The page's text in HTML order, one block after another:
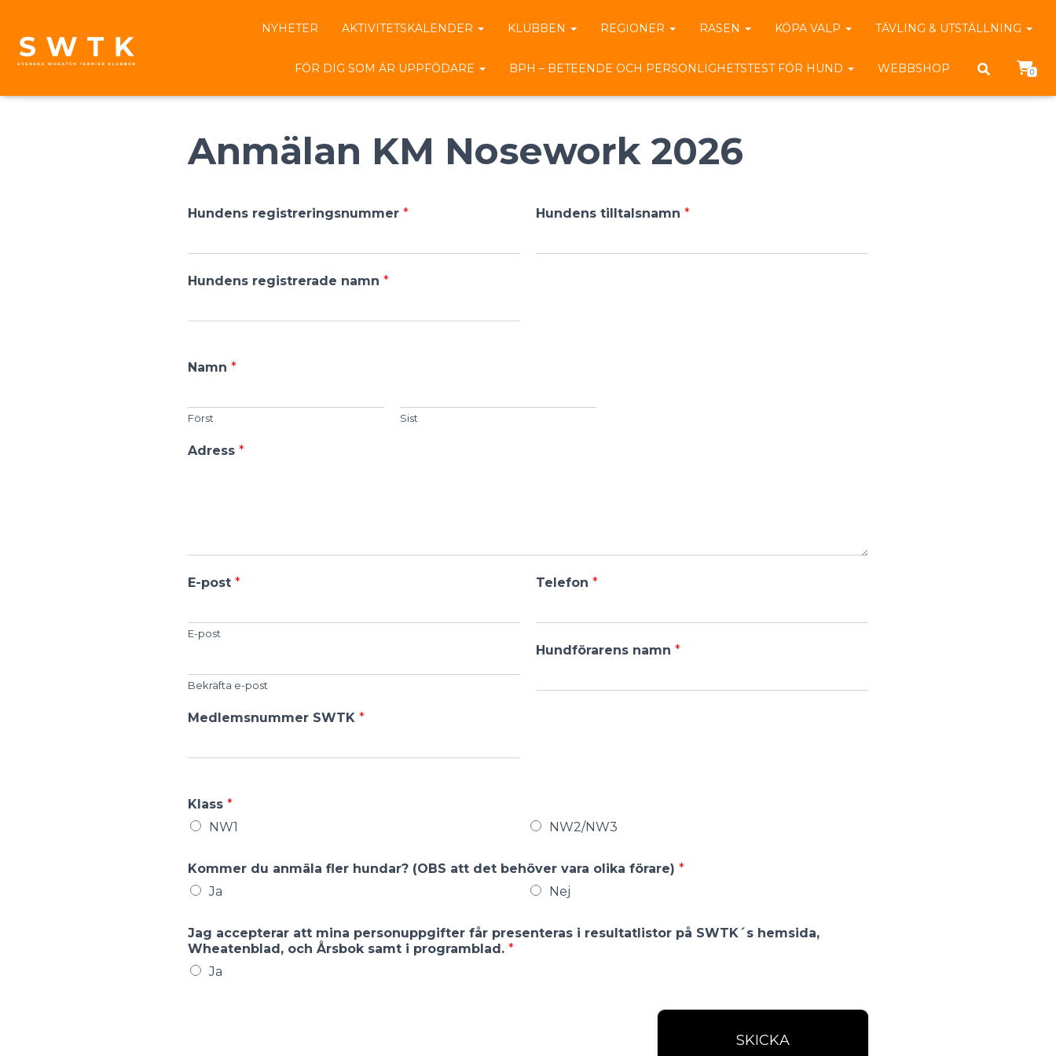
NYHETER AKTIVITETSKALENDER KLUBBEN REGIONER RASEN KÖPA VALP TÄVLING & UTSTÄLLNING
FÖR DIG SOM ÄR UPPFÖDARE BPH – BETEENDE OCH PERSONLIGHETSTEST FÖR HUND WEBBSHOP 0
Anmälan KM Nosework 2026
Hundens registreringsnummer *
Hundens registrerade namn *
Hundens tilltalsnamn *
Namn *
Först Sist
Adress *
E-post *
E-post
Bekräfta e-post
Medlemsnummer SWTK *
Telefon *
Hundförarens namn *
Klass *
NW1
NW2/NW3
Kommer du anmäla fler hundar? (OBS att det behöver vara olika förare) *
Ja
Nej
Jag accepterar att mina personuppgifter får presenteras i resultatlistor på SWTK´s hemsida,
Wheatenblad, och Årsbok samt i programblad. *
Ja
SKICKA